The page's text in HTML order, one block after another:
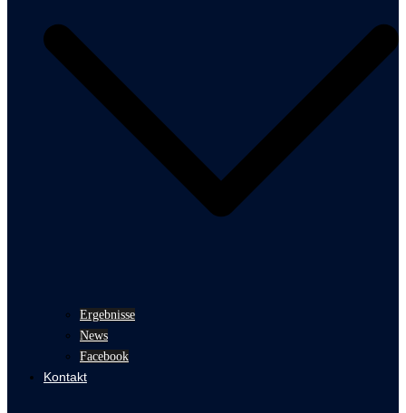
Ergebnisse
News
Facebook
Kontakt